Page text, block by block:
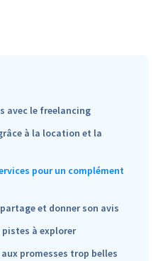
avec le freelancing
à la location et la
pour un complément
et donner son avis
à explorer
promesses trop belles